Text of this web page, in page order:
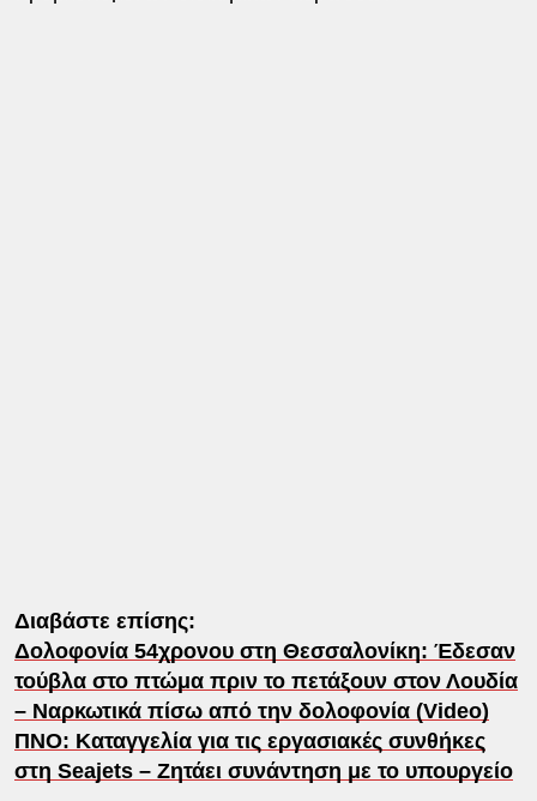
Διαβάστε επίσης:
Δολοφονία 54χρονου στη Θεσσαλονίκη: Έδεσαν
τούβλα στο πτώμα πριν το πετάξουν στον Λουδία
– Ναρκωτικά πίσω από την δολοφονία (Video)
ΠΝΟ: Καταγγελία για τις εργασιακές συνθήκες
στη Seajets – Zητάει συνάντηση με το υπουργείο